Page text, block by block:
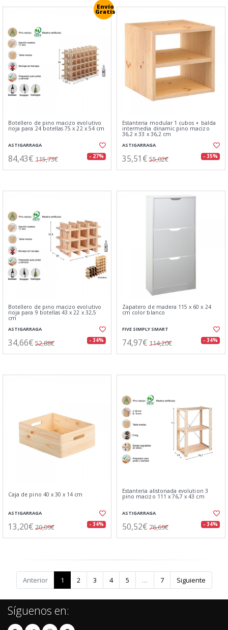
Envío
Gratis
Botellero de pino macizo evolutivo
rioja para 24 botellas 75 x 22 x 54 cm
ASTIGARRAGA
84,43€ 115,73€ - 27%
Estanteria modular 1 cubos + balda
intermedia dinamic pino macizo
36,2 x 33 x 36,2 cm
ASTIGARRAGA
35,51€ 55,02€ - 35%
Botellero de pino macizo evolutivo
rioja para 9 botellas 43 x 22 x 32,5
cm
ASTIGARRAGA
34,66€ 52,88€ - 34%
Zapatero de madera 115 x 60 x 24
cm color blanco
FIVE SIMPLY SMART
74,97€ 114,20€ - 34%
Caja de pino 40 x 30 x 14 cm
ASTIGARRAGA
13,20€ 20,09€ - 34%
Estanteria alistonada evolution 3
pino macizo 111 x 76,7 x 43 cm
ASTIGARRAGA
50,52€ 76,69€ - 34%
Anterior 1 2 3 4 5 … 7 Siguiente
Síguenos en: